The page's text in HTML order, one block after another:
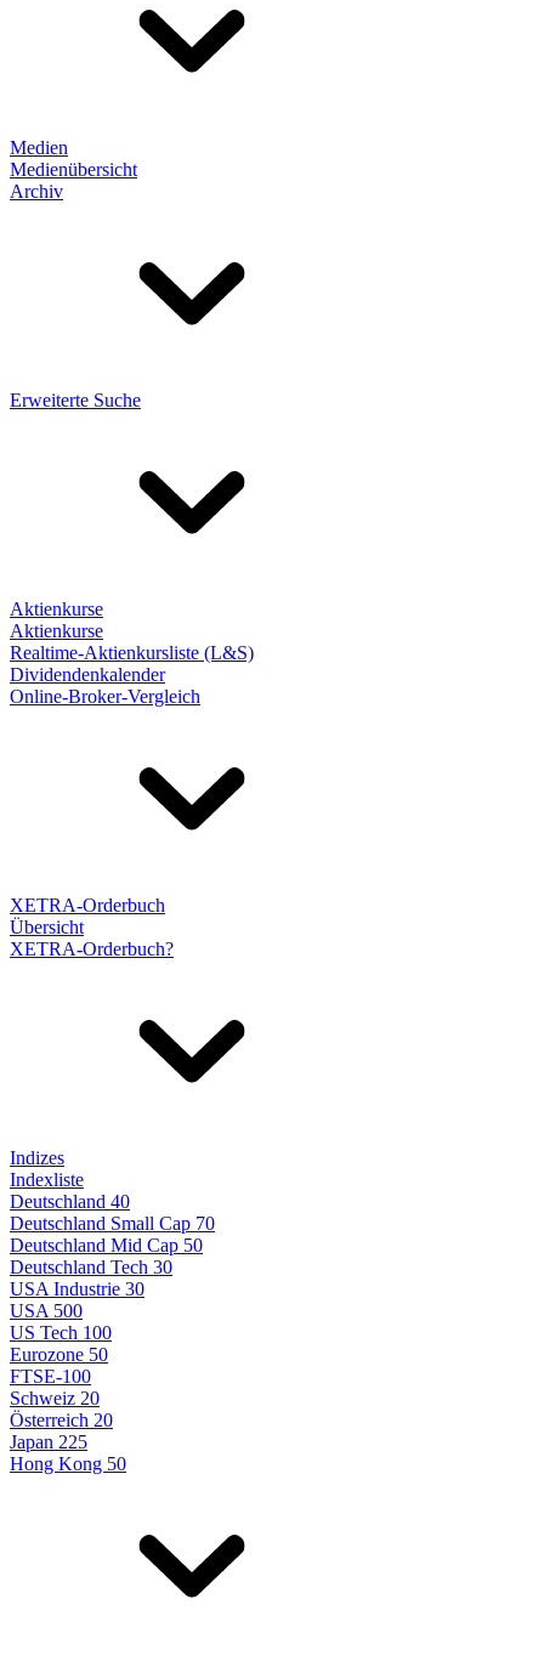
Medien
Medienübersicht
Archiv
Erweiterte Suche
Aktienkurse
Aktienkurse
Realtime-Aktienkursliste (L&S)
Dividendenkalender
Online-Broker-Vergleich
XETRA-Orderbuch
Übersicht
XETRA-Orderbuch?
Indizes
Indexliste
Deutschland 40
Deutschland Small Cap 70
Deutschland Mid Cap 50
Deutschland Tech 30
USA Industrie 30
USA 500
US Tech 100
Eurozone 50
FTSE-100
Schweiz 20
Österreich 20
Japan 225
Hong Kong 50